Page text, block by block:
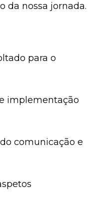
da nossa jornada.
para o
implementação
comunicação e